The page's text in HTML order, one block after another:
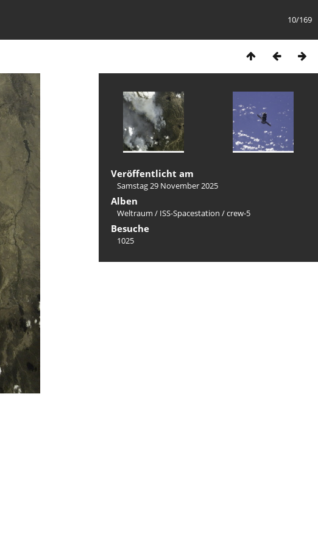
10/169
Veröffentlicht am
Samstag 29 November 2025
Alben
Weltraum / ISS-Spacestation /crew-5
Besuche
1025